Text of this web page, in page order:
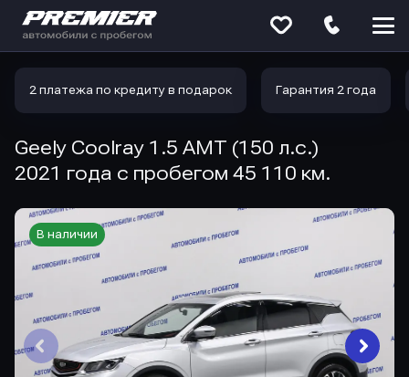
2 платежа по кредиту в подарок Гарантия 2 года
Geely Coolray 1.5 AMT (150 л.с.)
2021 года с пробегом 45 110 км.
В наличии